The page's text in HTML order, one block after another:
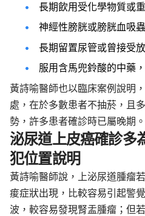
長期飲用受化學物質或
神經性膀胱或膀胱血吸
長期留置尿管或曾接受
服用含馬兜鈴酸的中藥
黃詩喻醫師也以臨床案例說明
處，在於多數患者不抽菸，且
勢，許多患者確診時已屬晚期。
泌尿道上皮癌確診多
犯位置說明
黃詩喻醫師說，上泌尿道腫瘤
痠症狀出現，比較容易引起警
波，較容易發現腎盂腫瘤；但